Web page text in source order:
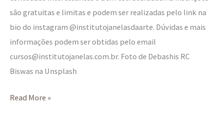
são gratuitas e limitas e podem ser realizadas pelo link na
bio do instagram @institutojanelasdaarte. Dúvidas e mais
informações podem ser obtidas pelo email
cursos@institutojanelas.com.br. Foto de Debashis RC
Biswas na Unsplash
Read More »